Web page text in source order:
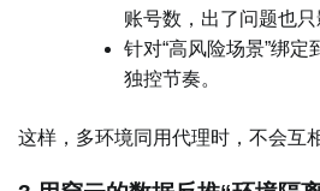
账号数，出了问题也只
针对“高风险场景”绑
独控节奏。
这样，多环境同用代理时，不会互